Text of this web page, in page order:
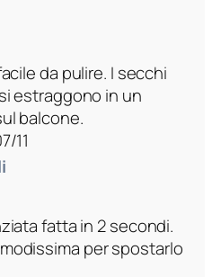
da pulire. I secchi
estraggono in un
balcone.
11
fatta in 2 secondi.
per spostarlo